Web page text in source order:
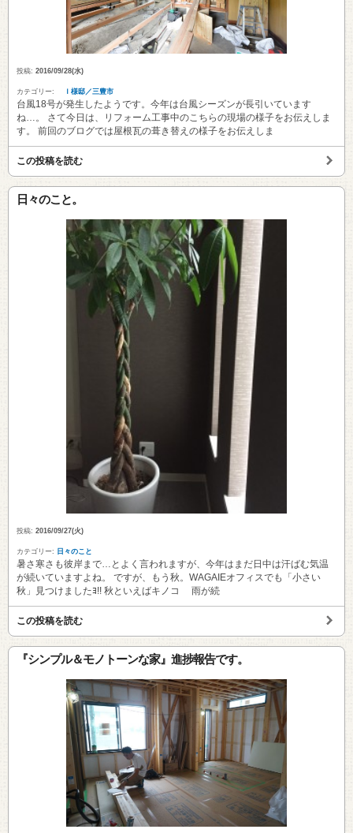
投稿: 2016/09/28(水)
カテゴリー: Ｉ様邸／三豊市
台風18号が発生したようです。今年は台風シーズンが長引いています
ね…。 さて今日は、リフォーム工事中のこちらの現場の様子をお伝えしま
す。 前回のブログでは屋根瓦の葺き替えの様子をお伝えしま
この投稿を読む
日々のこと。
投稿: 2016/09/27(火)
カテゴリー: 日々のこと
暑さ寒さも彼岸まで…とよく言われますが、今年はまだ日中は汗ばむ気温
が続いていますよね。 ですが、もう秋。WAGAIEオフィスでも「小さい
秋」見つけましたﾖ!! 秋といえばキノコ 雨が続
この投稿を読む
『シンプル＆モノトーンな家』進捗報告です。